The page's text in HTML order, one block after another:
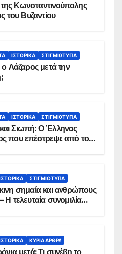
Κωνσταντινούπολης
του Βυζαντίου
ΙΣΤΟΡΙΚΆ ΣΤΙΓΜΙΌΤΥΠΑ
ο Λάζαρος μετά την
ΙΣΤΟΡΙΚΆ ΣΤΙΓΜΙΌΤΥΠΑ
Σιωπή: Ο Έλληνας
που επέστρεψε από το
ΙΣΤΟΡΙΚΆ ΣΤΙΓΜΙΌΤΥΠΑ
σημαία και ανθρώπους
Η τελευταία συνομιλία
ΙΣΤΟΡΙΚΆ ΚΥΡΙΑ ΑΡΘΡΑ
μετά: Τι συνέβη το